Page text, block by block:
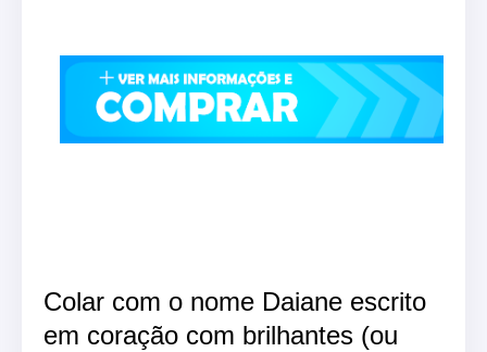
Colar com o nome Daiane escrito
em coração com brilhantes (ou